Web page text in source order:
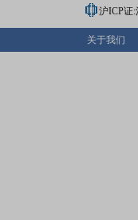
沪ICP证:
关于我们